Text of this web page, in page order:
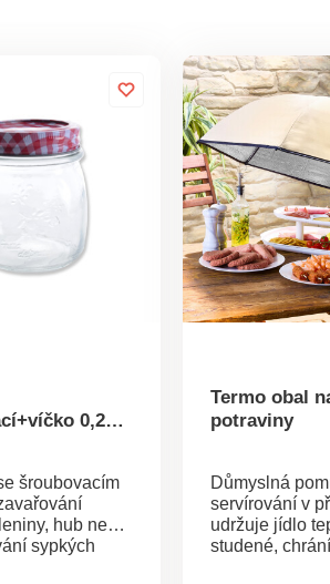
0,29 l
šroubovacím
hub nebo
sypkých
Termo obal
potraviny
Důmyslná
servírování v
udržuje jídlo
studené,